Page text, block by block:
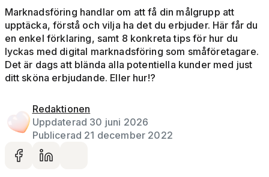
Marknadsföring handlar om att få din målgrupp att
upptäcka, förstå och vilja ha det du erbjuder. Här får du
en enkel förklaring, samt 8 konkreta tips för hur du
lyckas med digital marknadsföring som småföretagare.
Det är dags att blända alla potentiella kunder med just
ditt sköna erbjudande. Eller hur!?
Redaktionen
Uppdaterad 30 juni 2026
Publicerad 21 december 2022
Dela på facebook
Dela på LinkedIn